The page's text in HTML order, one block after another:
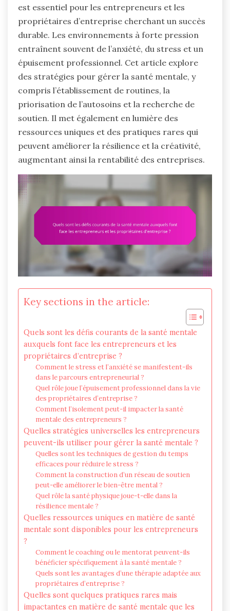
est essentiel pour les entrepreneurs et les
propriétaires d’entreprise cherchant un succès
durable. Les environnements à forte pression
entraînent souvent de l’anxiété, du stress et un
épuisement professionnel. Cet article explore
des stratégies pour gérer la santé mentale, y
compris l’établissement de routines, la
priorisation de l’autosoins et la recherche de
soutien. Il met également en lumière des
ressources uniques et des pratiques rares qui
peuvent améliorer la résilience et la créativité,
augmentant ainsi la rentabilité des entreprises.
Key sections in the article:
Quels sont les défis courants de la santé mentale
auxquels font face les entrepreneurs et les
propriétaires d’entreprise ?
Comment le stress et l’anxiété se manifestent-ils
dans le parcours entrepreneurial ?
Quel rôle joue l’épuisement professionnel dans la vie
des propriétaires d’entreprise ?
Comment l’isolement peut-il impacter la santé
mentale des entrepreneurs ?
Quelles stratégies universelles les entrepreneurs
peuvent-ils utiliser pour gérer la santé mentale ?
Quelles sont les techniques de gestion du temps
efficaces pour réduire le stress ?
Comment la construction d’un réseau de soutien
peut-elle améliorer le bien-être mental ?
Quel rôle la santé physique joue-t-elle dans la
résilience mentale ?
Quelles ressources uniques en matière de santé
mentale sont disponibles pour les entrepreneurs
?
Comment le coaching ou le mentorat peuvent-ils
bénéficier spécifiquement à la santé mentale ?
Quels sont les avantages d’une thérapie adaptée aux
propriétaires d’entreprise ?
Quelles sont quelques pratiques rares mais
impactantes en matière de santé mentale que les